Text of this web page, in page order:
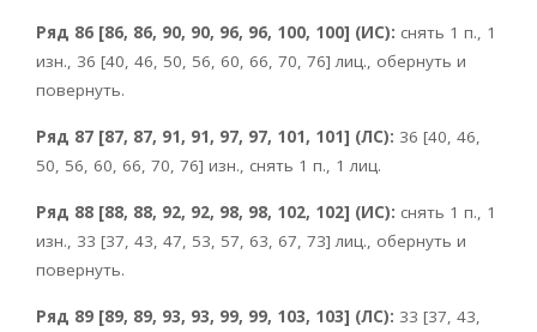
Ряд 86 [86, 86, 90, 90, 96, 96, 100, 100] (ИС): снять 1 п., 1
изн., 36 [40, 46, 50, 56, 60, 66, 70, 76] лиц., обернуть и
повернуть.
Ряд 87 [87, 87, 91, 91, 97, 97, 101, 101] (ЛС): 36 [40, 46,
50, 56, 60, 66, 70, 76] изн., снять 1 п., 1 лиц.
Ряд 88 [88, 88, 92, 92, 98, 98, 102, 102] (ИС): снять 1 п., 1
изн., 33 [37, 43, 47, 53, 57, 63, 67, 73] лиц., обернуть и
повернуть.
Ряд 89 [89, 89, 93, 93, 99, 99, 103, 103] (ЛС): 33 [37, 43,